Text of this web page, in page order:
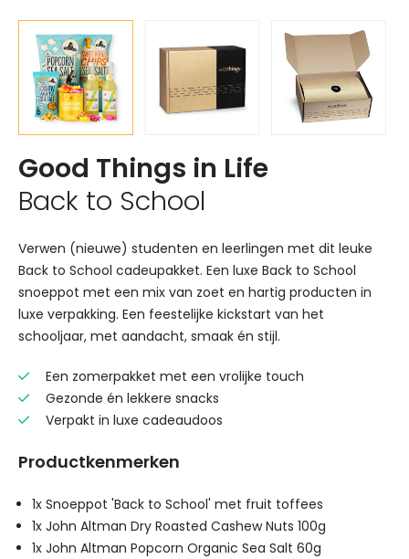
Good Things in Life
Back to School
Verwen (nieuwe) studenten en leerlingen met dit leuke
Back to School cadeupakket. Een luxe Back to School
snoeppot met een mix van zoet en hartig producten in
luxe verpakking. Een feestelijke kickstart van het
schooljaar, met aandacht, smaak én stijl.
Een zomerpakket met een vrolijke touch
Gezonde én lekkere snacks
Verpakt in luxe cadeaudoos
Productkenmerken
1x Snoeppot 'Back to School' met fruit toffees
1x John Altman Dry Roasted Cashew Nuts 100g
1x John Altman Popcorn Organic Sea Salt 60g